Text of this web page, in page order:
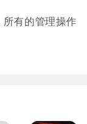
有的管理操作